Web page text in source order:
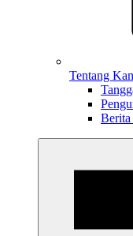
Tentang
Berita